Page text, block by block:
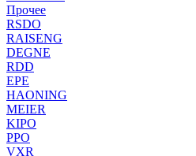
Прочее
RSDO
RAISENG
DEGNE
RDD
EPE
HAONING
MEIER
KIPO
PPO
VXR